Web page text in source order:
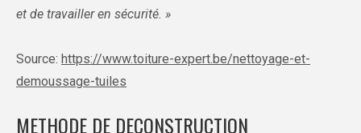
et de travailler en sécurité. »
Source: https://www.toiture-expert.be/nettoyage-et-
demoussage-tuiles
METHODE DE DECONSTRUCTION